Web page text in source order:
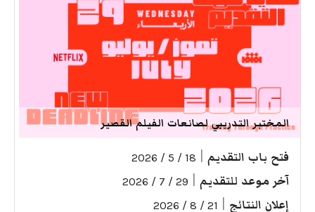
المختبر التدريبي لصانعات الفيلم القصير
فتح باب التقديم 18 / 5 / 2026
آخر موعد للتقديم 29 / 7 / 2026
إعلان النتائج 21 / 8 / 2026